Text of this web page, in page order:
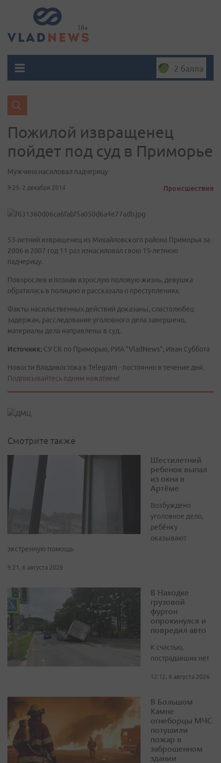
2 балла
Пожилой извращенец
пойдет под суд в Приморье
Мужчина насиловал падчерицу
9:29, 2 декабря 2014 Происшествия
53-летний извращенец из Михайловского района Приморья за
2006 и 2007 год 11 раз изнасиловал свою 15-летнюю
падчерицу.
Повзрослев и познав взрослую половую жизнь, девушка
обратилась в полицию и рассказала о преступлениях.
Факты насильственных действий доказаны, сластолюбец
задержан, расследование уголовного дела завершено,
материалы дела направлены в суд.
Источник: СУ СК по Приморью, РИА "VladNews", Иван Суббота
Новости Владивостока в Telegram - постоянно в течение дня.
Подписывайтесь одним нажатием!
Смотрите также
Шестилетний
ребенок выпал
из окна в
Артёме
Возбуждено
уголовное дело,
ребёнку
оказывают
экстренную помощь
9:21, 6 августа 2026
В Находке
грузовой
фургон
опрокинулся и
повредил авто
К счастью,
пострадавших нет
12:12, 6 августа 2026
В Большом
Камне
огнеборцы МЧС
потушили
пожар в
заброшенном
здании